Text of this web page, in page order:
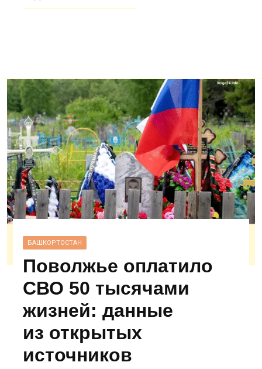
БАШКОРТОСТАН
Поволжье оплатило
СВО 50 тысячами
жизней: данные
из открытых
источников